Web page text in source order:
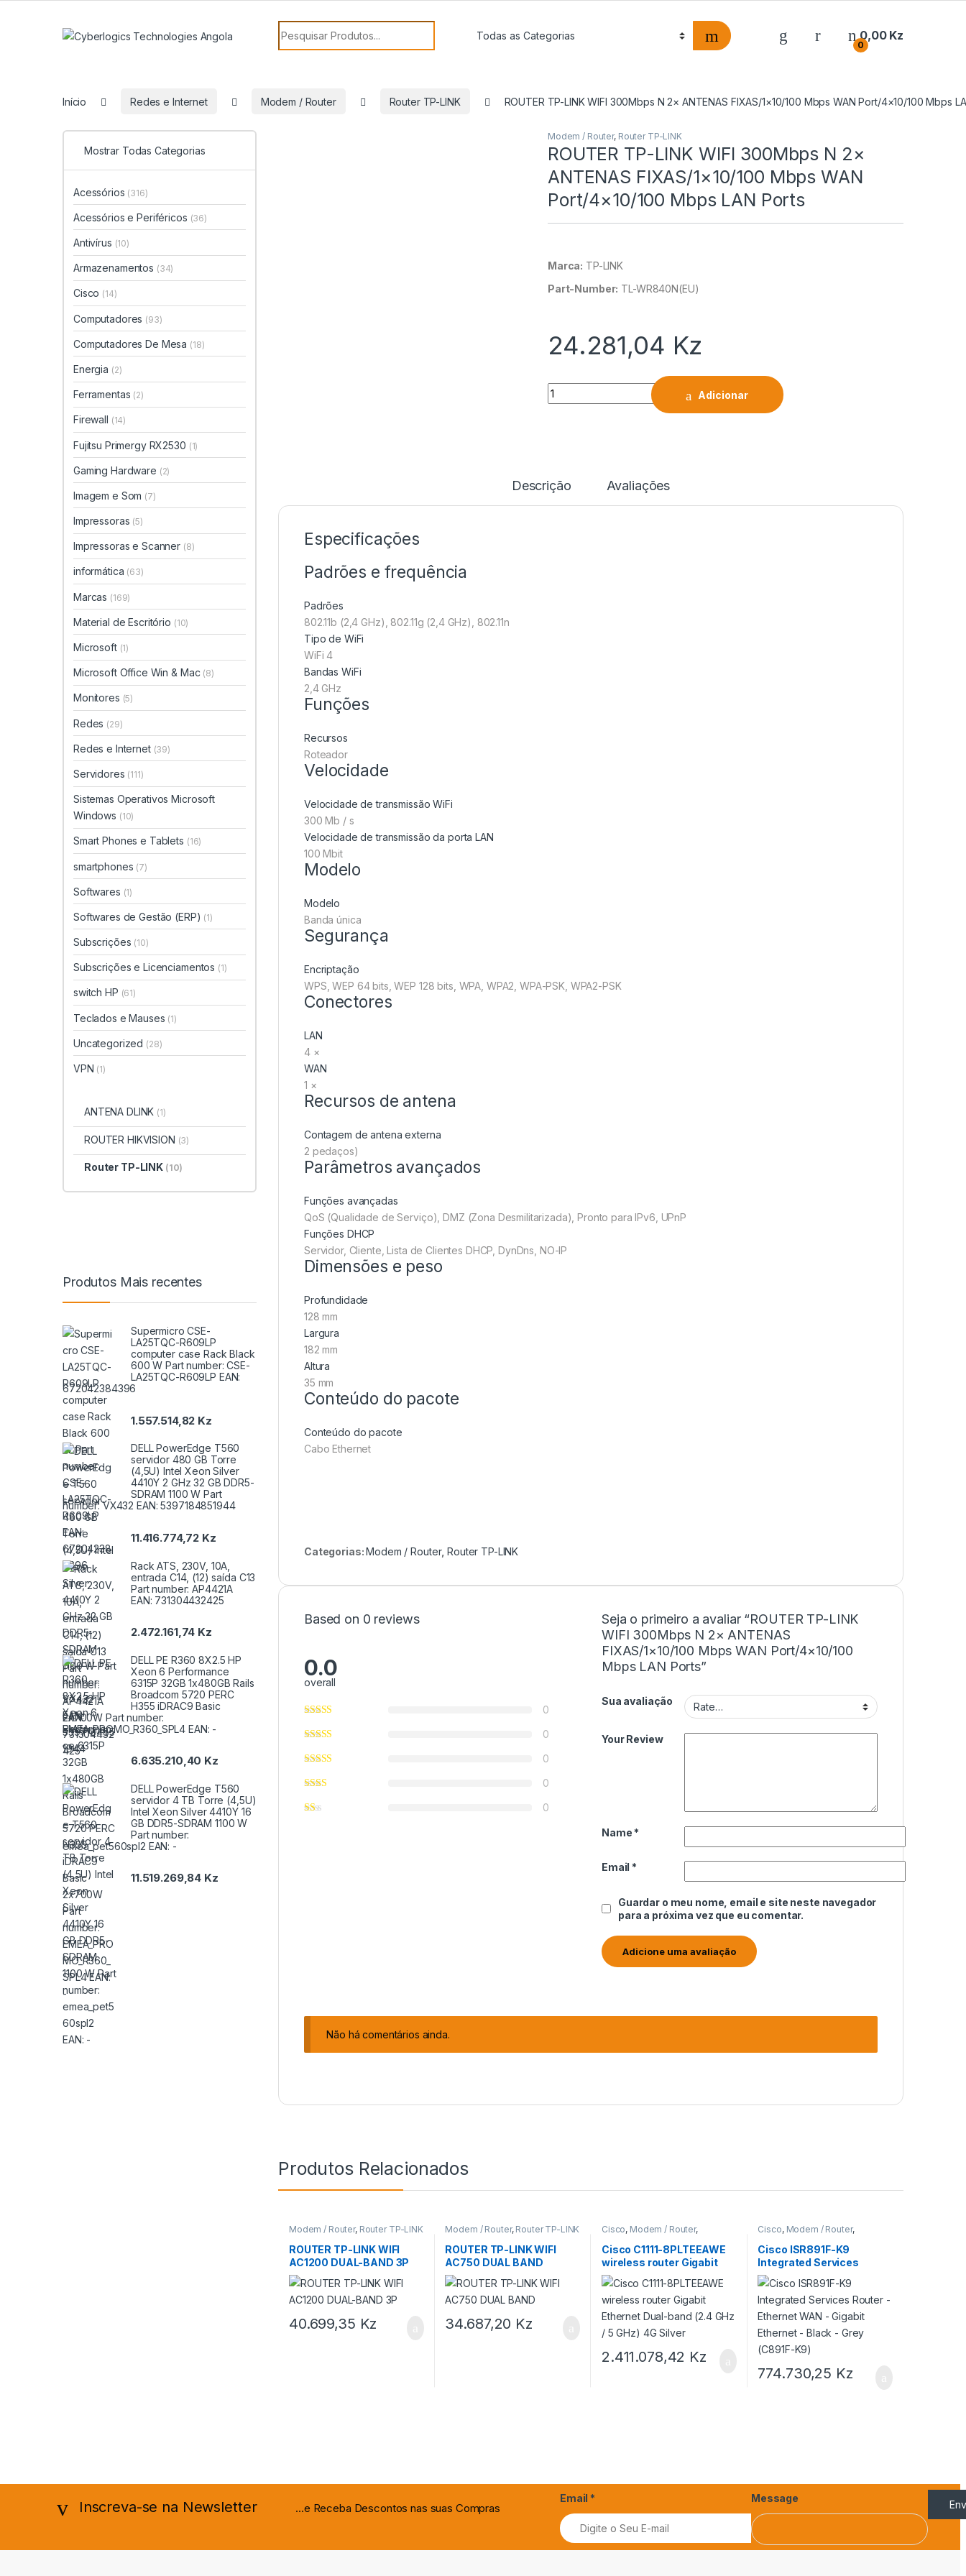
Search for:
0
0,00 Kz
Início Redes e Internet Modem / Router Router TP-LINK ROUTER TP-LINK WIFI 300Mbps N 2× ANTENAS FIXAS/1×10/100 Mbps WAN Port/4×10/100 Mbps
Modem / Router, Router TP-LINK
ROUTER TP-LINK WIFI 300Mbps N 2×
ANTENAS FIXAS/1×10/100 Mbps WAN
Port/4×10/100 Mbps LAN Ports
Marca: TP-LINK
Part-Number: TL-WR840N(EU)
24.281,04 Kz
Quantidade
Adicionar
Descrição Avaliações
Especificações
Padrões e frequência
Padrões
802.11b (2,4 GHz), 802.11g (2,4 GHz), 802.11n
Tipo de WiFi
WiFi 4
Bandas WiFi
2,4 GHz
Funções
Recursos
Roteador
Velocidade
Velocidade de transmissão WiFi
300 Mb / s
Velocidade de transmissão da porta LAN
100 Mbit
Modelo
Modelo
Banda única
Segurança
Encriptação
WPS, WEP 64 bits, WEP 128 bits, WPA, WPA2, WPA-PSK, WPA2-PSK
Conectores
LAN
4 ×
WAN
1 ×
Recursos de antena
Contagem de antena externa
2 pedaços)
Parâmetros avançados
Funções avançadas
QoS (Qualidade de Serviço), DMZ (Zona Desmilitarizada), Pronto para IPv6, UPnP
Funções DHCP
Servidor, Cliente, Lista de Clientes DHCP, DynDns, NO-IP
Dimensões e peso
Profundidade
128 mm
Largura
182 mm
Altura
35 mm
Conteúdo do pacote
Conteúdo do pacote
Cabo Ethernet
Categorias:Modem / Router,Router TP-LINK
Based on 0 reviews
0.0
overall
0
0
0
0
0
Seja o primeiro a avaliar “ROUTER TP-LINK
WIFI 300Mbps N 2× ANTENAS
FIXAS/1×10/100 Mbps WAN Port/4×10/100
Mbps LAN Ports”
Sua avaliação
Your Review
Name *
Email *
Guardar o meu nome, email e site neste navegador
para a próxima vez que eu comentar.
Não há comentários ainda.
Produtos Relacionados
Modem / Router, Router TP-LINK
ROUTER TP-LINK WIFI
AC1200 DUAL-BAND 3P
40.699,35 Kz
Modem / Router, Router TP-LINK
ROUTER TP-LINK WIFI
AC750 DUAL BAND
34.687,20 Kz
Cisco, Modem / Router,
Cisco C1111-8PLTEEAWE
wireless router Gigabit
Ethernet Dual-band (2.4
GHz / 5 GHz) 4G Silver
2.411.078,42 Kz
Cisco, Modem / Router,
Cisco ISR891F-K9
Integrated Services
Router – Ethernet WAN –
Gigabit Ethernet – Black –
Grey (C891F-K9)
774.730,25 Kz
Mostrar Todas Categorias
Acessórios (316)
Acessórios e Periféricos (36)
Antivírus (10)
Armazenamentos (34)
Cisco (14)
Computadores (93)
Computadores De Mesa (18)
Energia (2)
Ferramentas (2)
Firewall (14)
Fujitsu Primergy RX2530 (1)
Gaming Hardware (2)
Imagem e Som (7)
Impressoras (5)
Impressoras e Scanner (8)
informática (63)
Marcas (169)
Material de Escritório (10)
Microsoft (1)
Microsoft Office Win & Mac (8)
Monitores (5)
Redes (29)
Redes e Internet (39)
Servidores (111)
Sistemas Operativos Microsoft
Windows (10)
Smart Phones e Tablets (16)
smartphones (7)
Softwares (1)
Softwares de Gestão (ERP) (1)
Subscrições (10)
Subscrições e Licenciamentos (1)
switch HP (61)
Teclados e Mauses (1)
Uncategorized (28)
VPN (1)
ANTENA DLINK (1)
ROUTER HIKVISION (3)
Router TP-LINK (10)
Produtos Mais recentes
Supermicro CSE-
LA25TQC-R609LP
computer case Rack Black
600 W Part number: CSE-
LA25TQC-R609LP EAN:
672042384396
1.557.514,82 Kz
DELL PowerEdge T560
servidor 480 GB Torre
(4,5U) Intel Xeon Silver
4410Y 2 GHz 32 GB DDR5-
SDRAM 1100 W Part
number: VX432 EAN: 5397184851944
11.416.774,72 Kz
Rack ATS, 230V, 10A,
entrada C14, (12) saída C13
Part number: AP4421A
EAN: 731304432425
2.472.161,74 Kz
DELL PE R360 8X2.5 HP
Xeon 6 Performance
6315P 32GB 1x480GB Rails
Broadcom 5720 PERC
H355 iDRAC9 Basic
2x700W Part number:
EMEA_PROMO_R360_SPL4 EAN: -
6.635.210,40 Kz
DELL PowerEdge T560
servidor 4 TB Torre (4,5U)
Intel Xeon Silver 4410Y 16
GB DDR5-SDRAM 1100 W
Part number:
emea_pet560spl2 EAN: -
11.519.269,84 Kz
Inscreva-se na Newsletter ...e Receba Descontos nas suas Compras
Email * Message